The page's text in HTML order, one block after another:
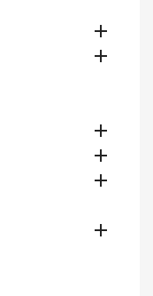





